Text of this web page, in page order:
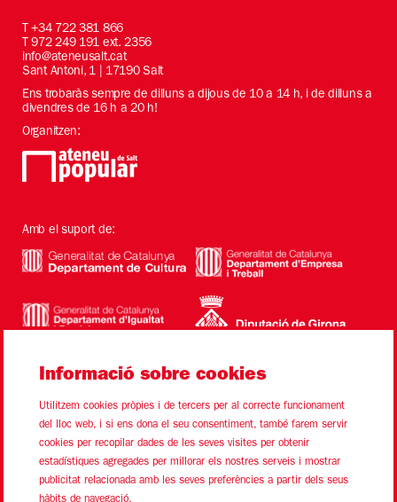
T+34 722 381 866
T 972 249 191 ext. 2356
info@ateneusalt.cat
Sant Antoni, 1 | 17190 Salt
Ens trobaràs sempre de dilluns a dijous de 10 a 14 h, i de dilluns a
divendres de 16 h a 20 h!
Organitzen:
Amb el suport de:
Sitemap Avís Legal Ús de Cookies Contacte
Informació sobre cookies
Utilitzem cookies pròpies i de tercers per al correcte funcionament
del lloc web, i si ens dona el seu consentiment, també farem servir
cookies per recopilar dades de les seves visites per obtenir
estadístiques agregades per millorar els nostres serveis i mostrar
publicitat relacionada amb les seves preferències a partir dels seus